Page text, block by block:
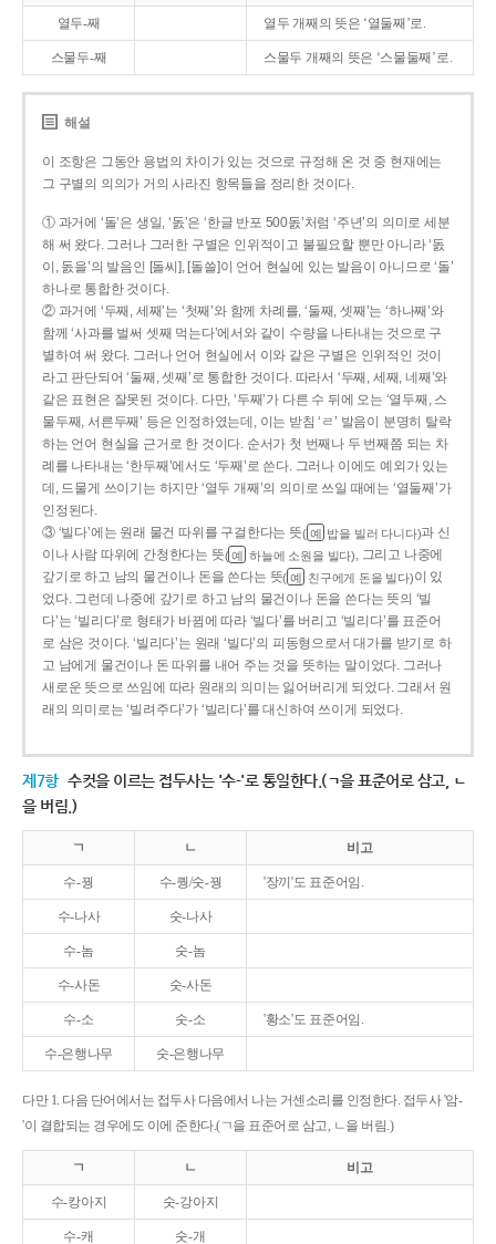
열두-째 열두 개째의 뜻은 ‘열둘째’로.
스물두-째 스물두 개째의 뜻은 ‘스물둘째’로.
해설
이 조항은 그동안 용법의 차이가 있는 것으로 규정해 온 것 중 현재에는
그 구별의 의의가 거의 사라진 항목들을 정리한 것이다.
① 과거에 ‘돌’은 생일, ‘돐’은 ‘한글 반포 500돐’처럼 ‘주년’의 의미로 세분
해 써 왔다. 그러나 그러한 구별은 인위적이고 불필요할 뿐만 아니라 ‘돐
이, 돐을’의 발음인 [돌씨], [돌쓸]이 언어 현실에 있는 발음이 아니므로 ‘돌’
하나로 통합한 것이다.
② 과거에 ‘두째, 세째’는 ‘첫째’와 함께 차례를, ‘둘째, 셋째’는 ‘하나째’와
함께 ‘사과를 벌써 셋째 먹는다’에서와 같이 수량을 나타내는 것으로 구
별하여 써 왔다. 그러나 언어 현실에서 이와 같은 구별은 인위적인 것이
라고 판단되어 ‘둘째, 셋째’로 통합한 것이다. 따라서 ‘두째, 세째, 네째’와
같은 표현은 잘못된 것이다. 다만, ‘두째’가 다른 수 뒤에 오는 ‘열두째, 스
물두째, 서른두째’ 등은 인정하였는데, 이는 받침 ‘ㄹ’ 발음이 분명히 탈락
하는 언어 현실을 근거로 한 것이다. 순서가 첫 번째나 두 번째쯤 되는 차
례를 나타내는 ‘한두째’에서도 ‘두째’로 쓴다. 그러나 이에도 예외가 있는
데, 드물게 쓰이기는 하지만 ‘열두 개째’의 의미로 쓰일 때에는 ‘열둘째’가
인정된다.
③ ‘빌다’에는 원래 물건 따위를 구걸한다는 뜻( 예 밥을 빌러 다니다)과 신
이나 사람 따위에 간청한다는 뜻( 예 하늘에 소원을 빌다), 그리고 나중에
갚기로 하고 남의 물건이나 돈을 쓴다는 뜻( 예 친구에게 돈을 빌다)이 있
었다. 그런데 나중에 갚기로 하고 남의 물건이나 돈을 쓴다는 뜻의 ‘빌
다’는 ‘빌리다’로 형태가 바뀜에 따라 ‘빌다’를 버리고 ‘빌리다’를 표준어
로 삼은 것이다. ‘빌리다’는 원래 ‘빌다’의 피동형으로서 대가를 받기로 하
고 남에게 물건이나 돈 따위를 내어 주는 것을 뜻하는 말이었다. 그러나
새로운 뜻으로 쓰임에 따라 원래의 의미는 잃어버리게 되었다. 그래서 원
래의 의미로는 ‘빌려주다’가 ‘빌리다’를 대신하여 쓰이게 되었다.
제7항 수컷을 이르는 접두사는 '수-'로 통일한다.(ㄱ을 표준어로 삼고, ㄴ
을 버림.)
ㄱ ㄴ 비고
수-꿩 수-퀑/숫-꿩 '장끼'도 표준어임.
수-나사 숫-나사
수-놈 숫-놈
수-사돈 숫-사돈
수-소 숫-소 '황소'도 표준어임.
수-은행나무 숫-은행나무
다만 1. 다음 단어에서는 접두사 다음에서 나는 거센소리를 인정한다. 접두사 '암-
'이 결합되는 경우에도 이에 준한다.(ㄱ을 표준어로 삼고, ㄴ을 버림.)
ㄱ ㄴ 비고
수-캉아지 숫-강아지
수-캐 숫-개